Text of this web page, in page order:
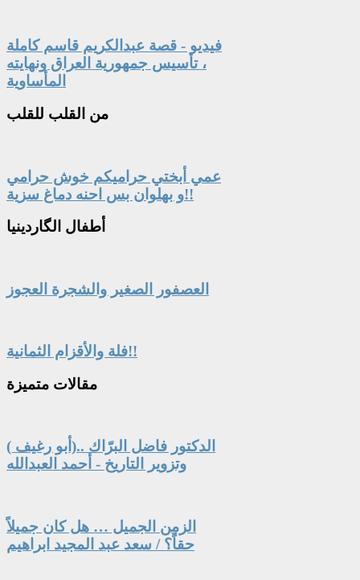
فيديو - قصة عبدالكريم قاسم كاملة
، تأسيس جمهورية العراق ونهايته
المأساوية
من القلب للقلب
عمي أبختي حراميكم خوش حرامي
و بهلوان بس احنه دماغ سزية!!
أطفال الگاردينيا
العصفور الصغير والشجرة العجوز
فلة والأقزام الثمانية!!
مقالات متميزة
الدكتور فاضل البرّاك ..(أبو رغيف )
وتزوير التاريخ - أحمد العبدالله
الزمن الجميل … هل كان جميلاً
حقاً؟ / سعد عبد المجيد ابراهيم